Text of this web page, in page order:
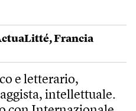
,Francia
e letterario,
intellettuale.